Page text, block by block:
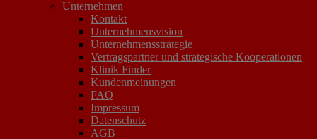
Unternehmen
Kontakt
Unternehmensvision
Unternehmensstrategie
Vertragspartner und strategische Kooperationen
Klinik Finder
Kundenmeinungen
FAQ
Impressum
Datenschutz
AGB